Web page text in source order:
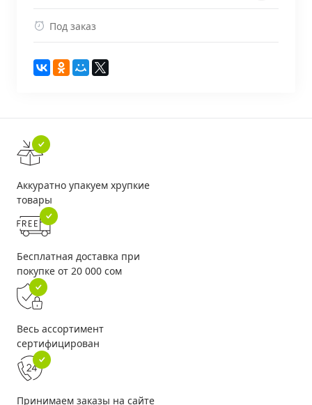
Под заказ
Аккуратно упакуем хрупкие
товары
Бесплатная доставка при
покупке от 20 000 сом
Весь ассортимент
сертифицирован
Принимаем заказы на сайте